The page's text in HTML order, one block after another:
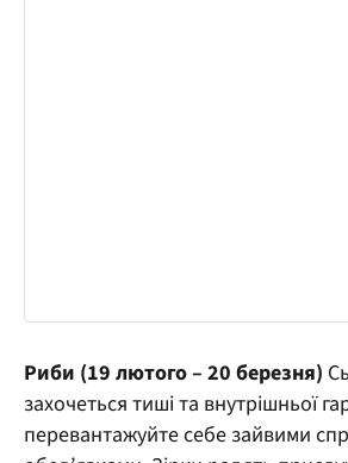
Риби (19 лютого – 20 березня)
захочеться тиші та внутрішньої
перевантажуйте себе зайвими